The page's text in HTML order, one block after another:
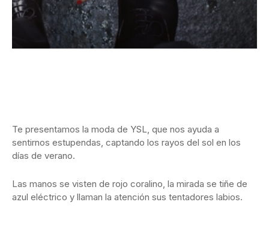
Te presentamos la moda de YSL, que nos ayuda a
sentirnos estupendas, captando los rayos del sol en los
días de verano.
Las manos se visten de rojo coralino, la mirada se tiñe de
azul eléctrico y llaman la atención sus tentadores labios.